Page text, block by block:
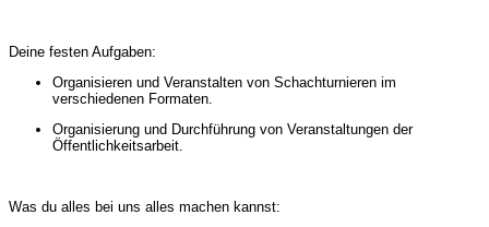
Deine festen Aufgaben:
Organisieren und Veranstalten von Schachturnieren im
verschiedenen Formaten.
Organisierung und Durchführung von Veranstaltungen der
Öffentlichkeitsarbeit.
Was du alles bei uns alles machen kannst: